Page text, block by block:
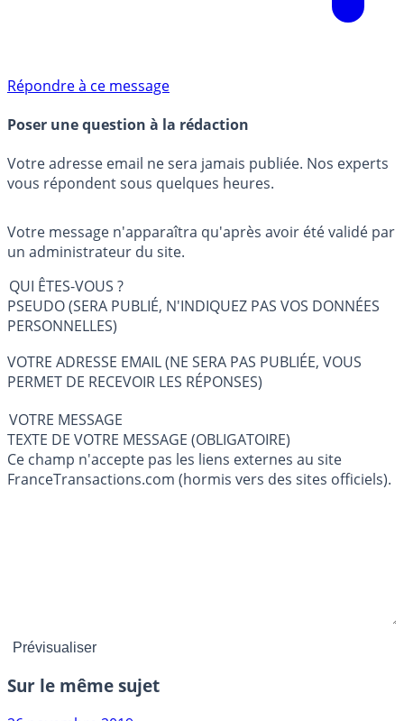
Répondre à ce message
Poser une question à la rédaction
Votre adresse email ne sera jamais publiée. Nos experts
vous répondent sous quelques heures.
Votre message n'apparaîtra qu'après avoir été validé par
un administrateur du site.
QUI ÊTES-VOUS ?
PSEUDO (SERA PUBLIÉ, N'INDIQUEZ PAS VOS DONNÉES
PERSONNELLES)
VOTRE ADRESSE EMAIL (NE SERA PAS PUBLIÉE, VOUS
PERMET DE RECEVOIR LES RÉPONSES)
VOTRE MESSAGE
TEXTE DE VOTRE MESSAGE (OBLIGATOIRE)
Ce champ n'accepte pas les liens externes au site
FranceTransactions.com (hormis vers des sites officiels).
Sur le même sujet